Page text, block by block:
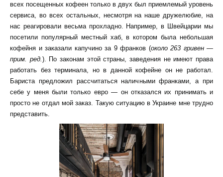
всех посещенных кофеен только в двух был приемлемый уровень
сервиса, во всех остальных, несмотря на наше дружелюбие, на
нас реагировали весьма прохладно. Например, в Швейцарии мы
посетили популярный местный хаб, в котором была небольшая
кофейня и заказали капучино за 9 франков (около 263 гривен —
прим. ред.). По законам этой страны, заведения не имеют права
работать без терминала, но в данной кофейне он не работал.
Бариста предложил рассчитаться наличными франками, а при
себе у меня были только евро — он отказался их принимать и
просто не отдал мой заказ. Такую ситуацию в Украине мне трудно
представить.